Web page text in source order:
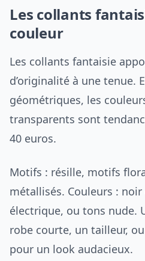
Les collants
couleur
Les collants fantaisie
d’originalité à une tenue.
géométriques, les
transparents sont
40 euros.
Motifs : résille, motifs
métallisés. Couleurs :
électrique, ou tons nude.
robe courte, un tailleur,
pour un look audacieux.